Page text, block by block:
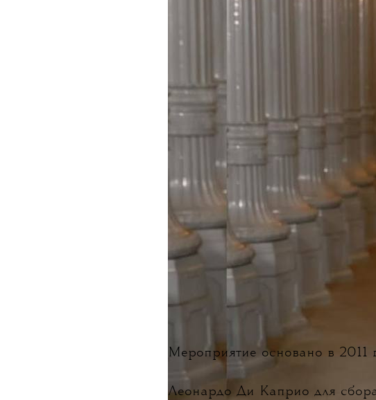
художнице Мэри Корс и
«Черную Пантеру» и новый
Джорданом в главной роли.
за достижения в искусстве и
Мероприятие основано в 2011
Леонардо Ди Каприо для